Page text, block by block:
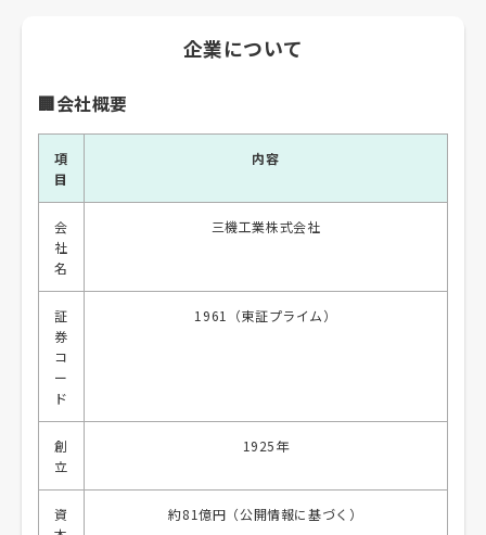
企業について
🏢会社概要
項
目
内容
会
社
名
三機工業株式会社
証
券
コ
ー
ド
1961（東証プライム）
創
立
1925年
資
約81億円（公開情報に基づく）